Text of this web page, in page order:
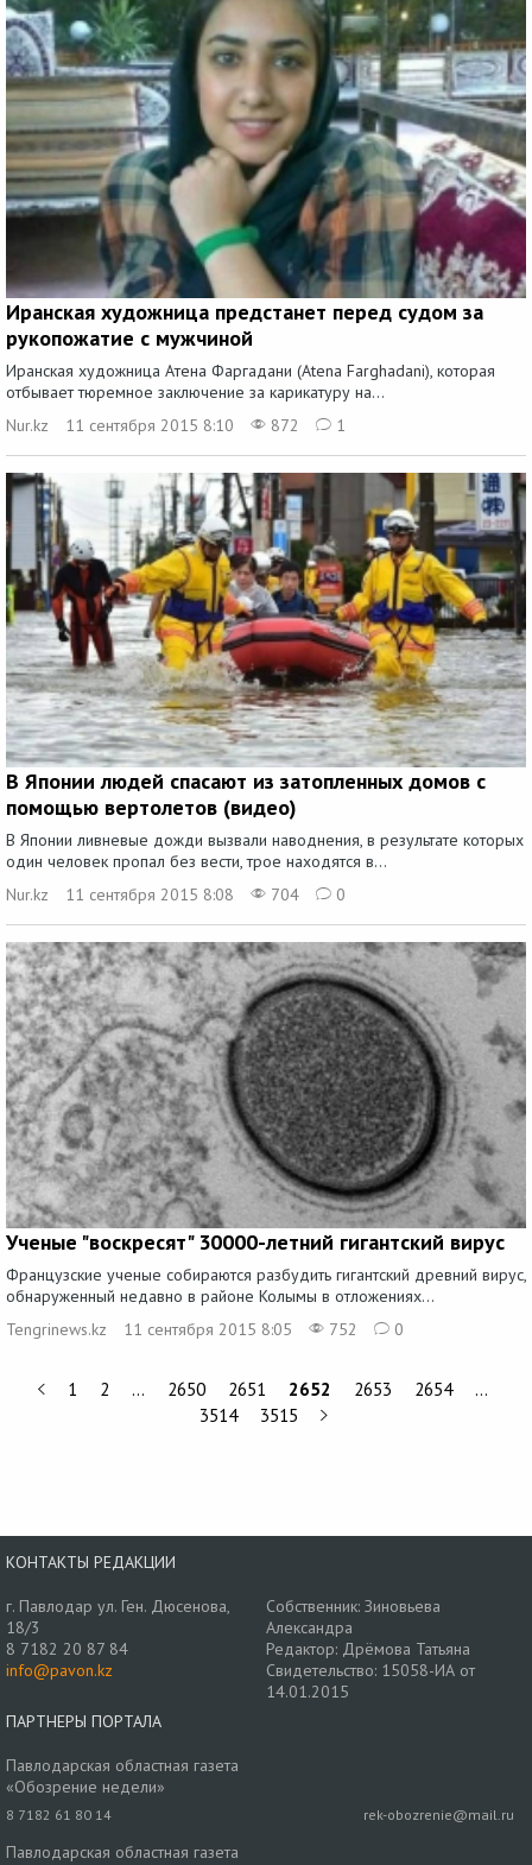
Иранская художница предстанет перед судом за
рукопожатие с мужчиной
Иранская художница Атена Фаргадани (Atena Farghadani), которая
отбывает тюремное заключение за карикатуру на...
Nur.kz
11 сентября 2015 8:10 872 1
В Японии людей спасают из затопленных домов с
помощью вертолетов (видео)
В Японии ливневые дожди вызвали наводнения, в результате которых
один человек пропал без вести, трое находятся в...
Nur.kz
11 сентября 2015 8:08 704 0
Ученые "воскресят" 30000-летний гигантский вирус
Французские ученые собираются разбудить гигантский древний вирус,
обнаруженный недавно в районе Колымы в отложениях...
Tengrinews.kz
11 сентября 2015 8:05 752 0
1 2 … 2650 2651 2652 2653 2654
…
3514
3515
КОНТАКТЫ РЕДАКЦИИ
г. Павлодар ул. Ген. Дюсенова,
18/3
8 7182 20 87 84
info@pavon.kz
Собственник: Зиновьева
Александра
Редактор: Дрёмова Татьяна
Свидетельство: 15058-ИА от
14.01.2015
ПАРТНЕРЫ ПОРТАЛА
Павлодарская областная газета
«Обозрение недели»
8 7182 61 80 14 rek-obozrenie@mail.ru
Павлодарская областная газета